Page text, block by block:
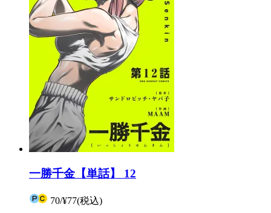
一勝千金【単話】 12
70/¥77(税込)